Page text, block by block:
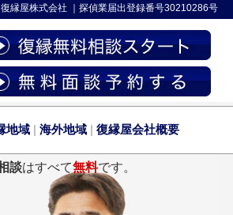
復縁屋株式会社 探偵業届出登録番号30210286号
地域 | 海外地域 | 復縁屋会社概要
談はすべて無料です。